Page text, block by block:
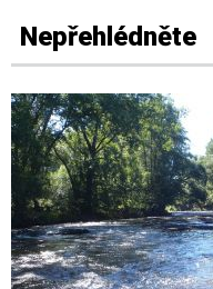
Nepřehlédněte